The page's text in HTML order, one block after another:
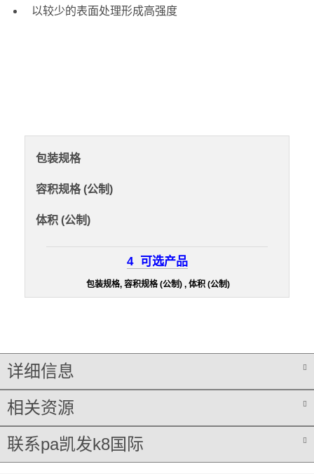
以较少的表面处理形成高强度
包装规格
容积规格 (公制)
体积 (公制)
4 可选产品
包装规格, 容积规格 (公制) , 体积 (公制)
详细信息
相关资源
联系pa凯发k8国际